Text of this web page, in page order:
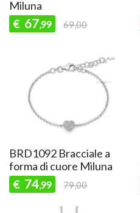
Miluna
€ 67,99 69,00
BRD1092 Bracciale a
forma di cuore Miluna
€ 74,99 79,00